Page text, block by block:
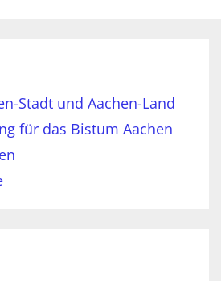
Stadt und Aachen-Land
für das Bistum Aachen